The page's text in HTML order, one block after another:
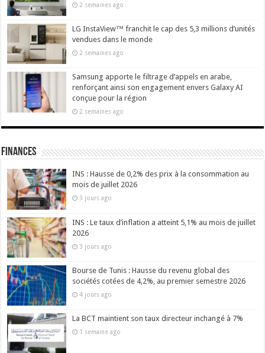
2 semaines ago
LG InstaView™ franchit le cap des 5,3 millions d’unités
vendues dans le monde
2 semaines ago
Samsung apporte le filtrage d’appels en arabe,
renforçant ainsi son engagement envers Galaxy AI
conçue pour la région
2 semaines ago
Finances
INS : Hausse de 0,2% des prix à la consommation au
mois de juillet 2026
3 jours ago
INS : Le taux d’inflation a atteint 5,1% au mois de juillet
2026
3 jours ago
Bourse de Tunis : Hausse du revenu global des
sociétés cotées de 4,2%, au premier semestre 2026
4 jours ago
La BCT maintient son taux directeur inchangé à 7%
1 semaine ago